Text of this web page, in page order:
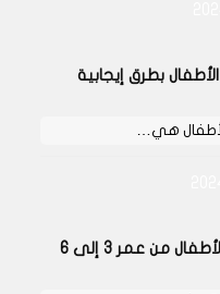
بطرق إيجابية
طريقة تحفيظ القرآن للأطفال من عمر 3 إلى 6